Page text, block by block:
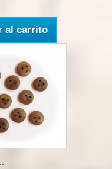
al carrito